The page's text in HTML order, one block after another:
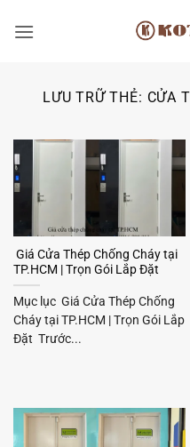
qua
LƯU TRỮ THẺ: CỬA
Giá Cửa Thép Chống Cháy tại
TP.HCM | Trọn Gói Lắp Đặt
Mục lục Giá Cửa Thép Chống
Cháy tại TP.HCM | Trọn Gói Lắp
Đặt Trước...